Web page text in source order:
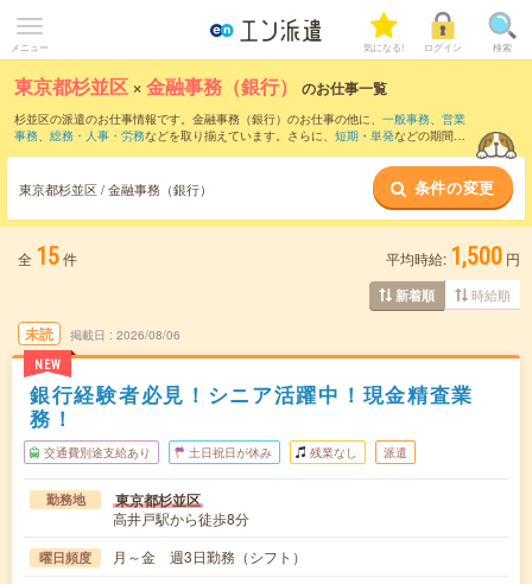
メニュー 気になる! ログイン 検索
東京都杉並区 ×金融事務（銀行） のお仕事一覧
杉並区の派遣のお仕事情報です。金融事務（銀行）のお仕事の他に、 一般事務、 営業
事務、 総務・人事・労務などを取り揃えています。さらに、 短期 ・ 単発などの期間
東京都杉並区 / 金融事務（銀行） 条件の変更
全 15件 平均時給: 1,500 円
新着順 時給順
未読
NEW
掲載日 2026/08/06
銀行経験者必見！シニア活躍中！現金精査業
務！
交通費別途支給あり 土日祝日が休み 残業なし 派遣
勤務地 東京都杉並区
高井戸駅から徒歩8分
曜日頻度 月～金 週3日勤務（シフト）